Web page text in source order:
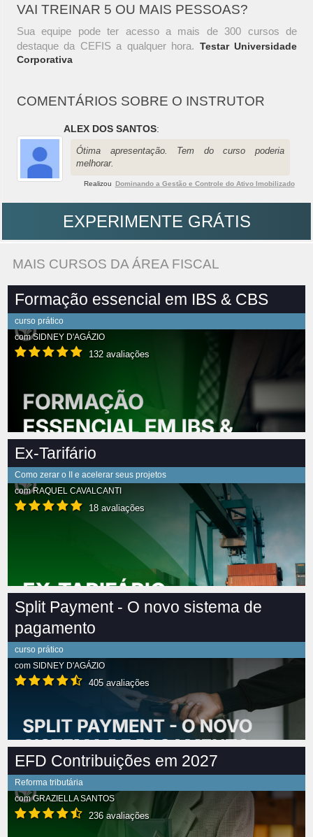
VAI TREINAR 5 OU MAIS PESSOAS?
Sua equipe pode ter acesso a mais de 300 cursos de
destaque da CEFIS a qualquer hora. Testar Universidade
Corporativa
COMENTÁRIOS SOBRE O INSTRUTOR
ALEX DOS SANTOS:
Ótima apresentação. Tem do curso poderia
melhorar.
Realizou Dominando a Gestão e Controle do Ativo Imobilizado
EXPERIMENTE GRÁTIS
MAIS CURSOS DA ÁREA FISCAL
Formação essencial em IBS & CBS
curso prático
comSIDNEY D'AGÁZIO
132 avaliações
Ex-Tarifário
Como zerar o II e acelerar seus projetos
comRAQUEL CAVALCANTI
18 avaliações
Split Payment - O novo sistema de
pagamento
curso prático
com SIDNEY D'AGÁZIO
405 avaliações
EFD Contribuições em 2027
Reforma tributária
comGRAZIELLA SANTOS
236 avaliações